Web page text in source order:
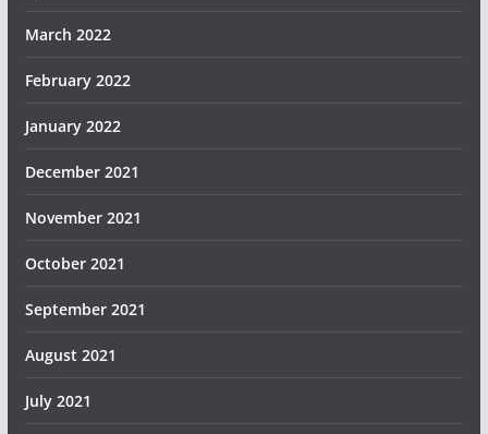
March 2022
February 2022
January 2022
December 2021
November 2021
October 2021
September 2021
August 2021
July 2021